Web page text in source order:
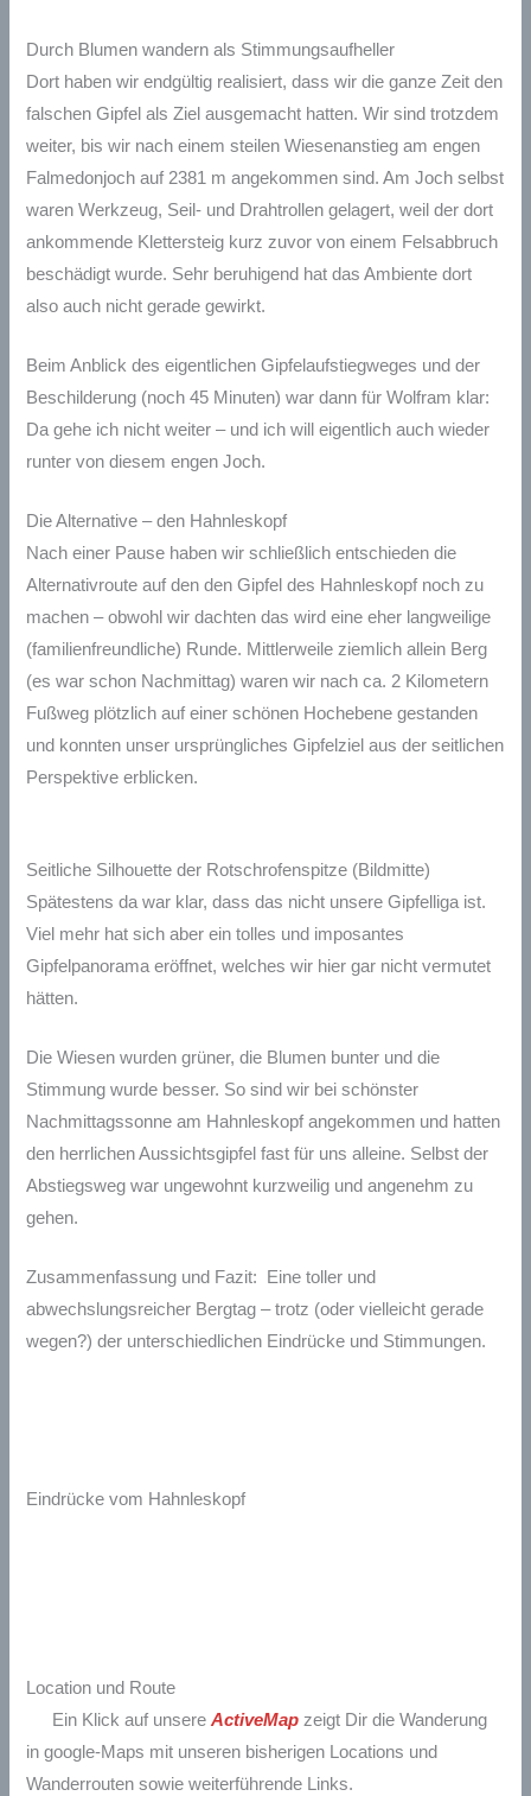
Durch Blumen wandern als Stimmungsaufheller
Dort haben wir endgültig realisiert, dass wir die ganze Zeit den
falschen Gipfel als Ziel ausgemacht hatten. Wir sind trotzdem
weiter, bis wir nach einem steilen Wiesenanstieg am engen
Falmedonjoch auf 2381 m angekommen sind. Am Joch selbst
waren Werkzeug, Seil- und Drahtrollen gelagert, weil der dort
ankommende Klettersteig kurz zuvor von einem Felsabbruch
beschädigt wurde. Sehr beruhigend hat das Ambiente dort
also auch nicht gerade gewirkt.
Beim Anblick des eigentlichen Gipfelaufstiegweges und der
Beschilderung (noch 45 Minuten) war dann für Wolfram klar:
Da gehe ich nicht weiter – und ich will eigentlich auch wieder
runter von diesem engen Joch.
Die Alternative – den Hahnleskopf
Nach einer Pause haben wir schließlich entschieden die
Alternativroute auf den den Gipfel des Hahnleskopf noch zu
machen – obwohl wir dachten das wird eine eher langweilige
(familienfreundliche) Runde. Mittlerweile ziemlich allein Berg
(es war schon Nachmittag) waren wir nach ca. 2 Kilometern
Fußweg plötzlich auf einer schönen Hochebene gestanden
und konnten unser ursprüngliches Gipfelziel aus der seitlichen
Perspektive erblicken.
Seitliche Silhouette der Rotschrofenspitze (Bildmitte)
Spätestens da war klar, dass das nicht unsere Gipfelliga ist.
Viel mehr hat sich aber ein tolles und imposantes
Gipfelpanorama eröffnet, welches wir hier gar nicht vermutet
hätten.
Die Wiesen wurden grüner, die Blumen bunter und die
Stimmung wurde besser. So sind wir bei schönster
Nachmittagssonne am Hahnleskopf angekommen und hatten
den herrlichen Aussichtsgipfel fast für uns alleine. Selbst der
Abstiegsweg war ungewohnt kurzweilig und angenehm zu
gehen.
Zusammenfassung und Fazit: Eine toller und
abwechslungsreicher Bergtag – trotz (oder vielleicht gerade
wegen?) der unterschiedlichen Eindrücke und Stimmungen.
Eindrücke vom Hahnleskopf
Location und Route
Ein Klick auf unsereActiveMap zeigt Dir die Wanderung
in google-Maps mit unseren bisherigen Locations und
Wanderrouten sowie weiterführende Links.